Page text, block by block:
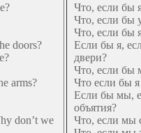
doors?
arms?
don’t we
Что, если бы
Что, если бы
Что, если бы
Если бы я,
двери?
Что, если бы
Что если бы я
Если бы мы,
объятия?
Что, если мы